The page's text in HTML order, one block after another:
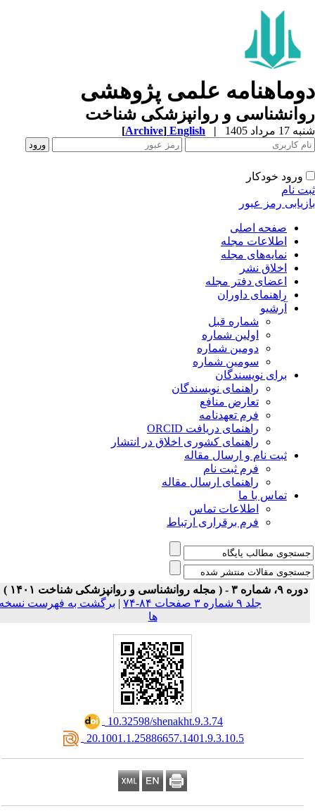
علمی پژوهشی
و روانپزشکی شناخت
مرداد 1405 |
English
[Archive]
ورود خودکار
نام
رمز عبور
صفحه اصلی
اطلاعات مجله
نمایه‌های مجله
اخلاق نشر
اعضای دفتر مجله
راهنمای داوران
آرشیو
شماره قبل
اولین شماره
دومین شماره
سومین شماره
برای نویسندگان
راهنمای نویسندگان
تعارض منافع
فرم تعهدنامه
راهنمای دریافت ORCID
راهنمای کشوری اخلاق در انتشار
ثبت نام و ارسال مقاله
فرم ثبت نام
راهنمای ارسال مقاله
تماس با ما
اطلاعات تماس
فرم برقراری ارتباط
شماره ۳ - ( مجله روانشناسی و روانپزشکی شناخت ۱۴۰۱ )
جلد ۹ شماره ۳ صفحات ۸۴-۷۴
|برگشت به فهرست نسخه
ها
‎ 10.32598/shenakht.9.3.74
‎ 20.1001.1.25886657.1401.9.3.10.5